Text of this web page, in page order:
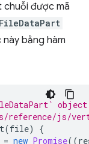
chuỗi được mã
FileDataPart
bằng hàm
reference/js/
(file)
{
= new Promise((